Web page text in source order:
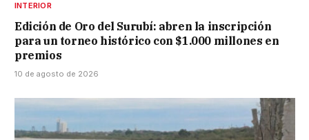
INTERIOR
Edición de Oro del Surubí: abren la inscripción
para un torneo histórico con $1.000 millones en
premios
10 de agosto de 2026